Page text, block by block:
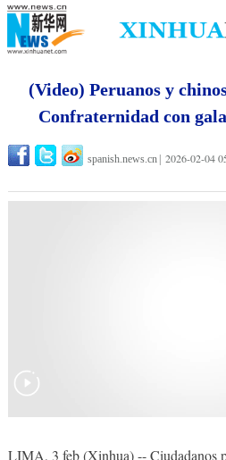
(Video) Peruanos y
Confraternidad con
spanish.news.cn 2026-02-04
LIMA, 3 feb (Xinhua) -- Ciudadanos